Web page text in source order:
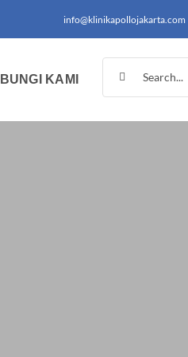
info@klinikapollojakarta.com
KAMI